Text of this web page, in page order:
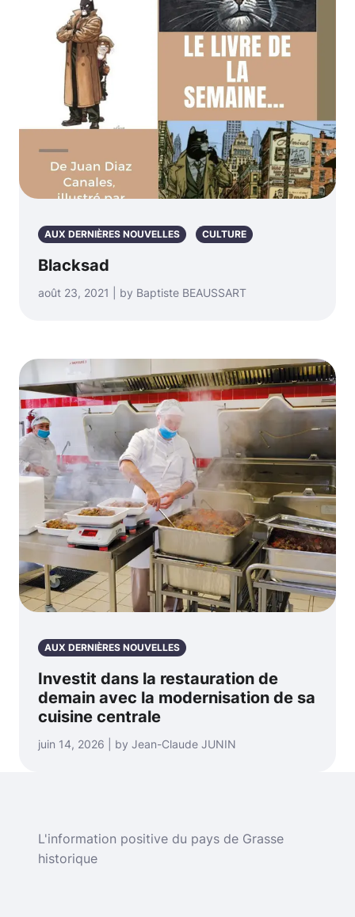
AUX DERNIÈRES NOUVELLES CULTURE
Blacksad
août 23, 2021 | by Baptiste BEAUSSART
AUX DERNIÈRES NOUVELLES
Investit dans la restauration de
demain avec la modernisation de sa
cuisine centrale
juin 14, 2026 | by Jean-Claude JUNIN
L'information positive du pays de Grasse
historique